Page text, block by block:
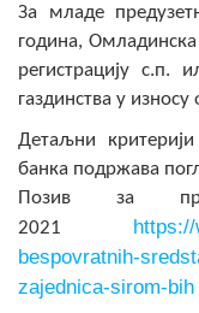
Спорт
За младе
година,
регистрацију с.п.
газдинства у
Детаљни
банка подржава
Позив за
2021
bespovratnih-
zajednica-sirom-bih